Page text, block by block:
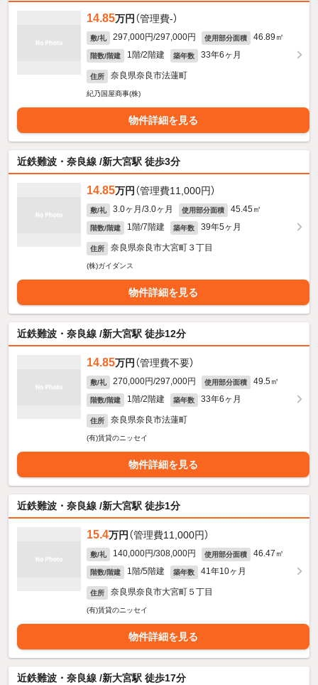
14.85万円 （管理費-）
敷/礼 297,000円/297,000円 使用部分面積 46.89㎡
階数/階建 1階/2階建 築年数 33年6ヶ月
住所 奈良県奈良市法蓮町
紀乃国屋商事(株)
物件詳細を見る
近鉄難波・奈良線 /新大宮駅 徒歩3分
14.85万円 （管理費11,000円）
敷/礼 3.0ヶ月/3.0ヶ月 使用部分面積 45.45㎡
階数/階建 1階/7階建 築年数 39年5ヶ月
住所 奈良県奈良市大宮町３丁目
(株)ガイダンス
物件詳細を見る
近鉄難波・奈良線 /新大宮駅 徒歩12分
14.85万円 （管理費不要）
敷/礼 270,000円/297,000円 使用部分面積 49.5㎡
階数/階建 1階/2階建 築年数 33年6ヶ月
住所 奈良県奈良市法蓮町
(有)賃貸のニッセイ
物件詳細を見る
近鉄難波・奈良線 /新大宮駅 徒歩1分
15.4万円 （管理費11,000円）
敷/礼 140,000円/308,000円 使用部分面積 46.47㎡
階数/階建 1階/5階建 築年数 41年10ヶ月
住所 奈良県奈良市大宮町５丁目
(有)賃貸のニッセイ
物件詳細を見る
近鉄難波・奈良線 /新大宮駅 徒歩17分